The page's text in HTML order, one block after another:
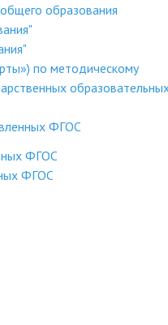
образования
по методическому
ФГОС
ФГОС
ФГОС